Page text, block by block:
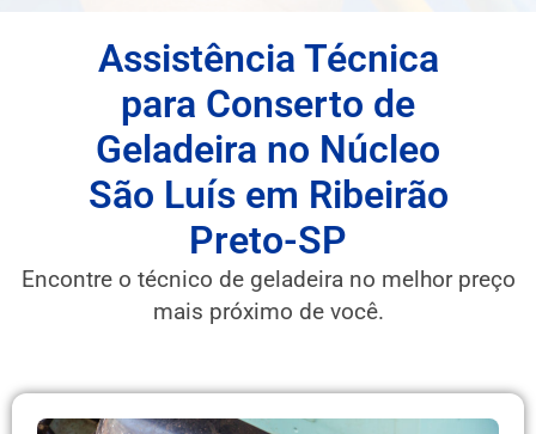
Assistência Técnica
para Conserto de
Geladeira no Núcleo
São Luís em Ribeirão
Preto-SP
Encontre o técnico de geladeira no melhor preço
mais próximo de você.